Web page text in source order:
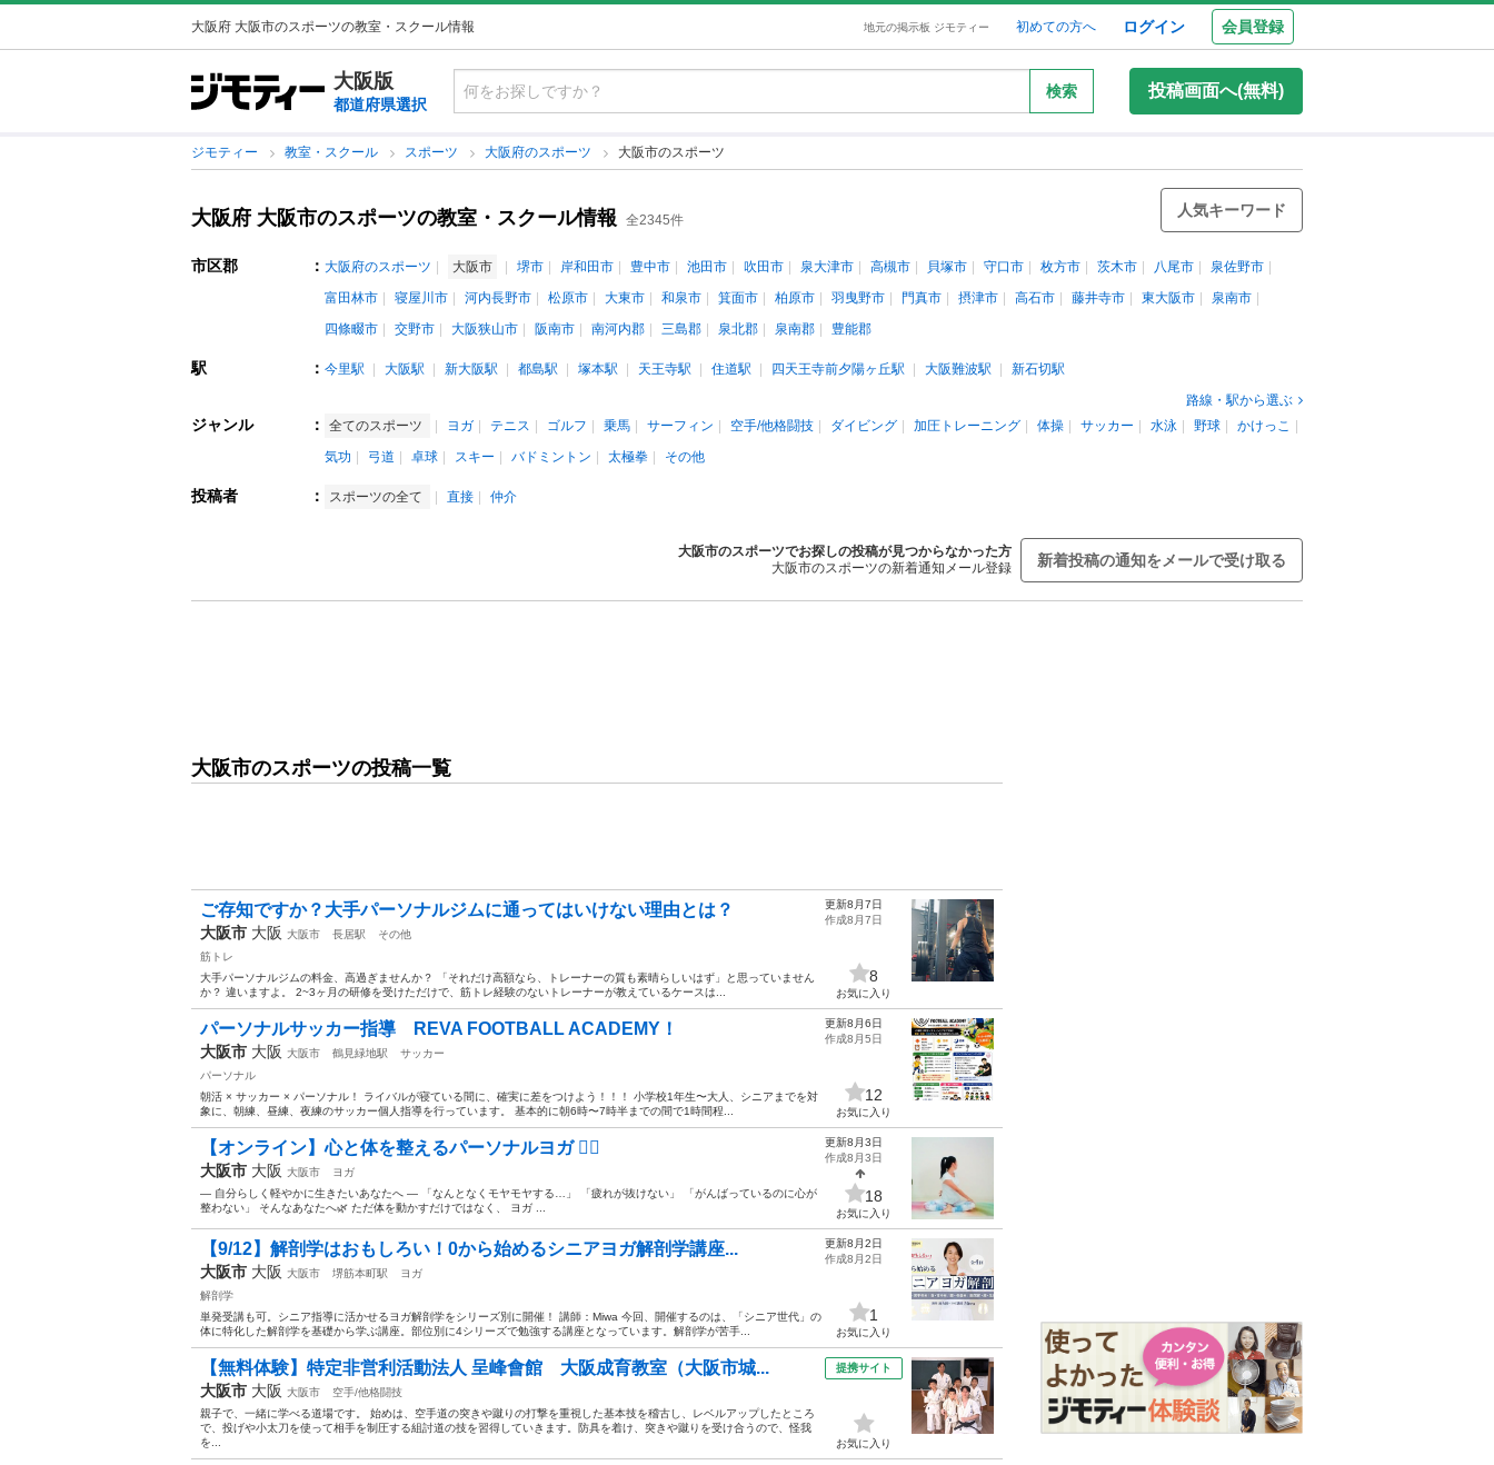
大阪府 大阪市のスポーツの教室・スクール情報 地元の掲示板 ジモティー 初めての方へ ログイン 会員登録
大阪版
都道府県選択
検索 投稿画面へ(無料)
ジモティー 教室・スクール スポーツ 大阪府のスポーツ 大阪市のスポーツ
大阪府 大阪市のスポーツの教室・スクール情報 全2345件
人気キーワード
市区郡 ： 大阪府のスポーツ 大阪市 堺市 岸和田市 豊中市 池田市 吹田市 泉大津市 高槻市 貝塚市 守口市 枚方市 茨木市 八尾市
泉佐野市
富田林市
寝屋川市 河内長野市 松原市 大東市 和泉市 箕面市 柏原市 羽曳野市 門真市 摂津市 高石市 藤井寺市 東大阪市
泉南市
四條畷市
交野市 大阪狭山市 阪南市 南河内郡 三島郡 泉北郡 泉南郡 豊能郡
駅 ： 今里駅 大阪駅 新大阪駅 都島駅 塚本駅 天王寺駅 住道駅 四天王寺前夕陽ヶ丘駅 大阪難波駅
新石切駅
路線・駅から選ぶ
ジャンル ： 全てのスポーツ ヨガ テニス ゴルフ 乗馬 サーフィン 空手/他格闘技 ダイビング 加圧トレーニング 体操 サッカー 水泳 野球
かけっこ
気功
弓道 卓球 スキー バドミントン 太極拳 その他
投稿者 ： スポーツの全て 直接 仲介
大阪市のスポーツでお探しの投稿が見つからなかった方
大阪市のスポーツの新着通知メール登録
新着投稿の通知をメールで受け取る
大阪市のスポーツの投稿一覧
ご存知ですか？大手パーソナルジムに通ってはいけない理由とは？
大阪市 大阪 大阪市 長居駅
その他
筋トレ
大手パーソナルジムの料金、高過ぎませんか？ 「それだけ高額なら、トレーナーの質も素晴らしいはず」と思っていません
か？ 違いますよ。 2~3ヶ月の研修を受けただけで、筋トレ経験のないトレーナーが教えているケースは...
更新8月7日
作成8月7日
8
お気に入り
パーソナルサッカー指導 REVA FOOTBALL ACADEMY！
大阪市 大阪 大阪市 鶴見緑地駅
サッカー
パーソナル
朝活 × サッカー × パーソナル！ ライバルが寝ている間に、確実に差をつけよう！！！ 小学校1年生〜大人、シニアまでを対
象に、朝練、昼練、夜練のサッカー個人指導を行っています。 基本的に朝6時〜7時半までの間で1時間程...
更新8月6日
作成8月5日
12
お気に入り
【オンライン】心と体を整えるパーソナルヨガ 🧘‍♀️
大阪市 大阪 大阪市
ヨガ
― 自分らしく軽やかに生きたいあなたへ ― 「なんとなくモヤモヤする…」 「疲れが抜けない」 「がんばっているのに心が
整わない」 そんなあなたへ🌿 ただ体を動かすだけではなく、 ヨガ ...
更新8月3日
作成8月3日
18
お気に入り
【9/12】解剖学はおもしろい！0から始めるシニアヨガ解剖学講座...
大阪市 大阪 大阪市 堺筋本町駅
ヨガ
解剖学
単発受講も可。シニア指導に活かせるヨガ解剖学をシリーズ別に開催！ 講師：Miwa 今回、開催するのは、「シニア世代」の
体に特化した解剖学を基礎から学ぶ講座。部位別に4シリーズで勉強する講座となっています。解剖学が苦手...
更新8月2日
作成8月2日
1
お気に入り
【無料体験】特定非営利活動法人 呈峰會館 大阪成育教室（大阪市城...
大阪市 大阪 大阪市
空手/他格闘技
親子で、一緒に学べる道場です。 始めは、空手道の突きや蹴りの打撃を重視した基本技を稽古し、レベルアップしたところ
で、投げや小太刀を使って相手を制圧する組討道の技を習得していきます。防具を着け、突きや蹴りを受け合うので、怪我
を...
提携サイト
お気に入り